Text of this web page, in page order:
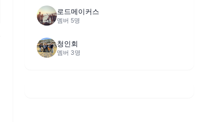
로드메이커스
멤버 5명
청인회
멤버 3명